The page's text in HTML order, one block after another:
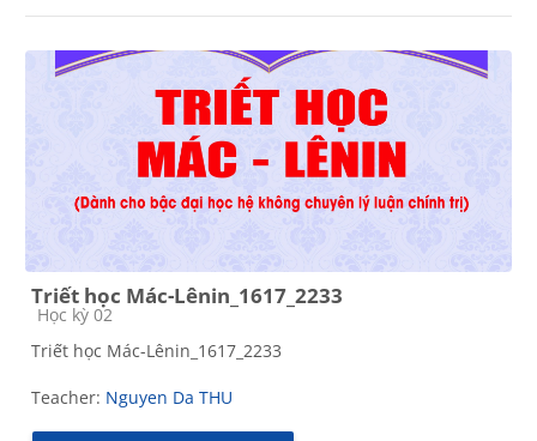
Triết học Mác-Lênin_1617_2233
Course category
Học kỳ 02
Triết học Mác-Lênin_1617_2233
Teacher: Nguyen Da THU